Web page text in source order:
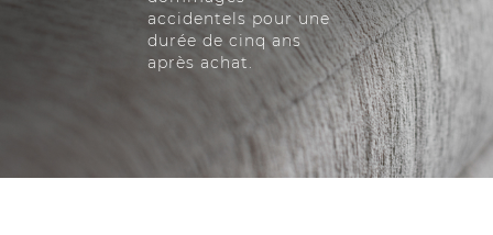
accidentels pour une
durée de cinq ans
après achat.